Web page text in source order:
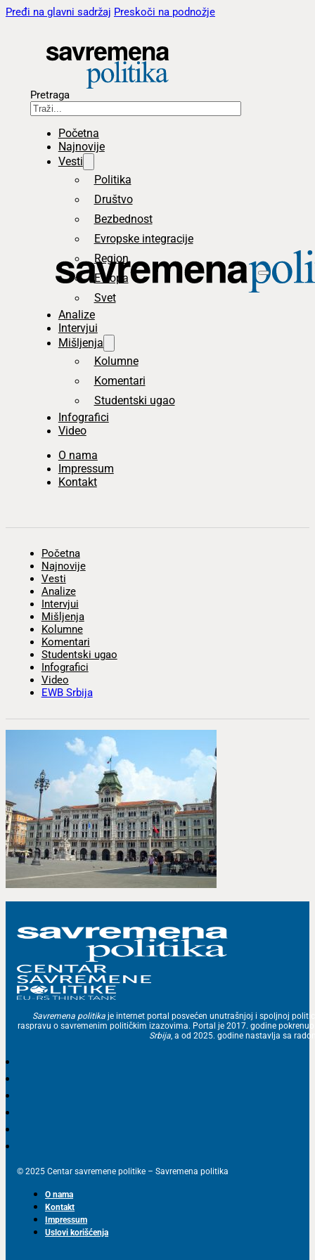
Pređi na glavni sadržaj Preskoči na podnožje
Pretraga
Početna
Najnovije
Vesti
Politika
Društvo
Bezbednost
Evropske integracije
Region
Evropa
Svet
Analize
Intervjui
Mišljenja
Kolumne
Komentari
Studentski ugao
Infografici
Video
O nama
Impressum
Kontakt
Početna
Najnovije
Vesti
Analize
Intervjui
Mišljenja
Kolumne
Komentari
Studentski ugao
Infografici
Video
EWB Srbija
Savremena politika je internet portal posvećen unutrašnjoj i spoljnoj
raspravu o savremenim političkim izazovima. Portal je 2017. godine
Srbija, a od 2025. godine nastavlja sa
© 2025 Centar savremene politike – Savremena politika
O nama
Kontakt
Impressum
Uslovi korišćenja